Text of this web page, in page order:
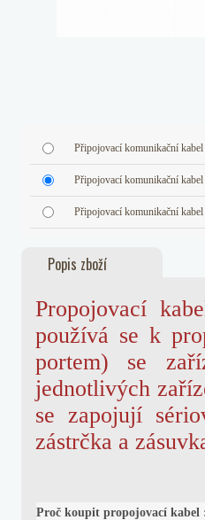
Připojovací komunikační
Připojovací komunikační
Připojovací komunikační
Popis zboží
Propojovací
používá se k
portem) se
jednotlivých
se zapojují
zástrčka a
Proč koupit propojovací kabel